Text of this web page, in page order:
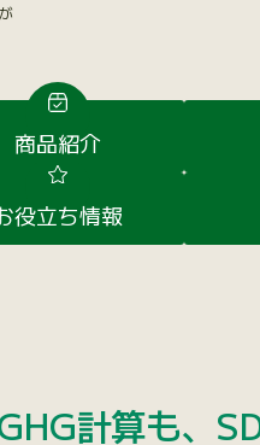
商品紹介
役立ち情報
計算も、